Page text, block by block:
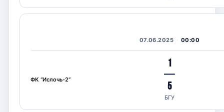
07.06.2025 00:00
ФК “Ислочь-2”
1
—
5
БГУ